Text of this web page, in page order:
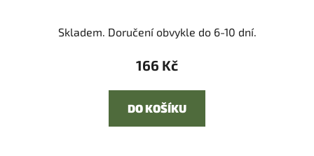
Skladem. Doručení obvykle do 6-10 dní.
166 Kč
DO KOŠÍKU